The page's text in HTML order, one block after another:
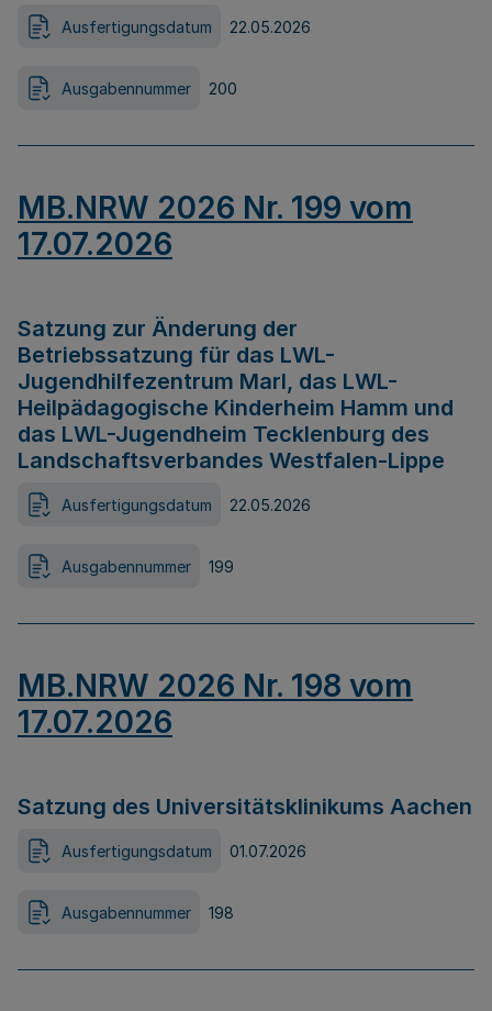
Ausfertigungsdatum 22.05.2026
Ausgabennummer 200
MB.NRW 2026 Nr. 199 vom
17.07.2026
Satzung zur Änderung der
Betriebssatzung für das LWL-
Jugendhilfezentrum Marl, das LWL-
Heilpädagogische Kinderheim Hamm und
das LWL-Jugendheim Tecklenburg des
Landschaftsverbandes Westfalen-Lippe
Ausfertigungsdatum 22.05.2026
Ausgabennummer 199
MB.NRW 2026 Nr. 198 vom
17.07.2026
Satzung des Universitätsklinikums Aachen
Ausfertigungsdatum 01.07.2026
Ausgabennummer 198